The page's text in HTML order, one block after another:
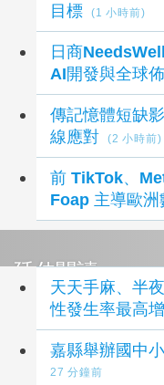
目標
(1 小時前)
日商
AI開發與全球
傳記憶體短缺
線應對
(2 小時前)
前 TikTok、
Foap 主導歐洲
延伸閱讀
天天手麻、半
性發生率最高
27 分鐘前